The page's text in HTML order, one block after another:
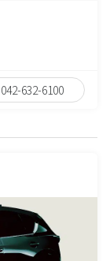
042-632-6100